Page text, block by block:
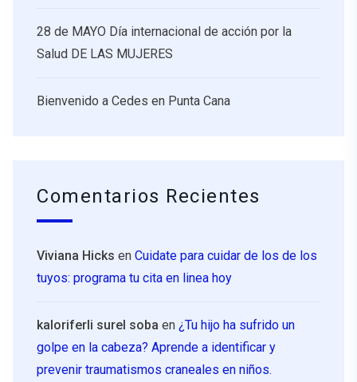
28 de MAYO Día internacional de acción por la
Salud DE LAS MUJERES
Bienvenido a Cedes en Punta Cana
Comentarios Recientes
Viviana Hicks en Cuidate para cuidar de los de los
tuyos: programa tu cita en linea hoy
kaloriferli surel soba en ¿Tu hijo ha sufrido un
golpe en la cabeza? Aprende a identificar y
prevenir traumatismos craneales en niños.